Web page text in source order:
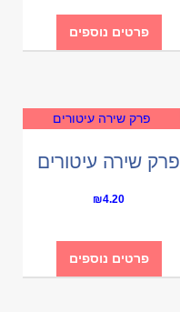
פרטים נוספים
פרק שירה עיטורים
₪4.20
פרטים נוספים